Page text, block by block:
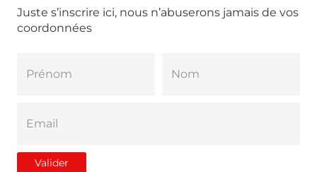
Juste s’inscrire ici, nous n’abuserons jamais de vos
coordonnées